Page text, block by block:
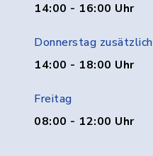
14:00 - 16:00 Uhr
Donnerstag zusätzlich
14:00 - 18:00 Uhr
Freitag
08:00 - 12:00 Uhr